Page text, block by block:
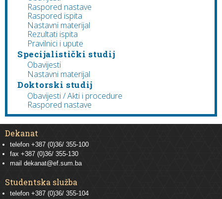
Raspored nastave
Raspored ispita
Nastavni materijal
Rezultati ispita
Pravilnici i upute
Specijalistički studij
Obavijesti
Nastavni materijal
Doktorski studij
Obavijesti / Akti i procedure
Raspored nastave
Dekanat
telefon +387 (0)36/ 355-100
fax +387 (0)36/ 355-130
mail dekanat@ef.sum.ba
Studentska služba
telefon +387 (0)36/ 355-104